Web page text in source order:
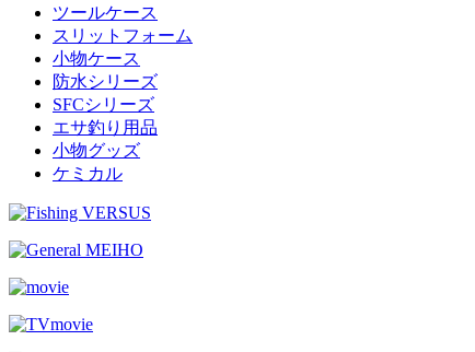
ツールケース
スリットフォーム
小物ケース
防水シリーズ
SFCシリーズ
エサ釣り用品
小物グッズ
ケミカル